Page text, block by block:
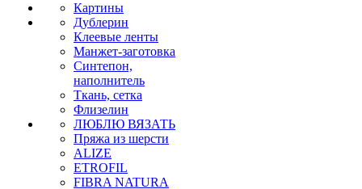
Картины
Дублерин
Клеевые ленты
Манжет-заготовка
Синтепон,
наполнитель
Ткань, сетка
Флизелин
ЛЮБЛЮ ВЯЗАТЬ
Пряжа из шерсти
ALIZE
ETROFIL
FIBRA NATURA